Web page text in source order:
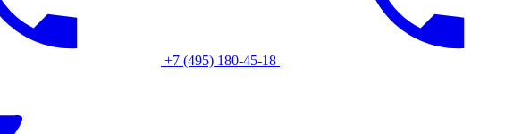
+7 (495) 180-45-18